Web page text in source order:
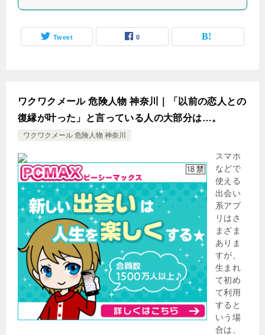
Tweet 0
ワクワクメール 危険人物 神奈川｜「以前の恋人との
復縁が叶った」と言っている人の大部分は…。
ワクワクメール 危険人物 神奈川
スマホ
などで
使える
出会い
系アプ
リはさ
まざま
ありま
すが、
生まれ
て初め
て利用
すると
いう場
合は、